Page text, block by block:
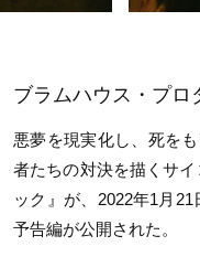
ブラムハウス・プロ
悪夢を現実化し、死を
者たちの対決を描くサ
ック』が、2022年1月
予告編が公開された。